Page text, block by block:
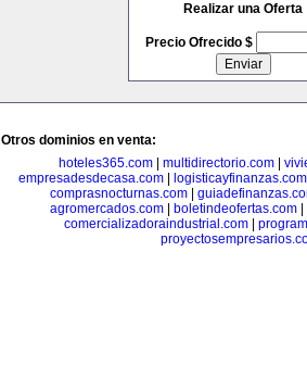
Realizar una Oferta
Precio Ofrecido $
Otros dominios en venta:
hoteles365.com
multidirectorio.com
empresadesdecasa.com
logisticayfinanzas.com
comprasnocturnas.com
agromercados.com
boletindeofertas.com
comercializadoraindustrial.com